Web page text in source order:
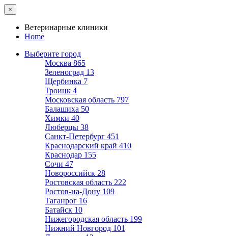
×
Ветеринарные клиники
Home
Выберите город
Москва 865
Зеленоград 13
Щербинка 7
Троицк 4
Московская область 797
Балашиха 50
Химки 40
Люберцы 38
Санкт-Петербург 451
Краснодарский край 410
Краснодар 155
Сочи 47
Новороссийск 28
Ростовская область 222
Ростов-на-Дону 109
Таганрог 16
Батайск 10
Нижегородская область 199
Нижний Новгород 101